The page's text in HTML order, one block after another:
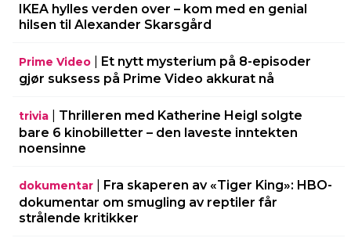
IKEA hylles verden over – kom med en genial
hilsen til Alexander Skarsgård
Prime Video
Et nytt mysterium på 8-episoder
gjør suksess på Prime Video akkurat nå
trivia
Thrilleren med Katherine Heigl solgte
bare 6 kinobilletter – den laveste inntekten
noensinne
dokumentar
Fra skaperen av «Tiger King»: HBO-
dokumentar om smugling av reptiler får
strålende kritikker